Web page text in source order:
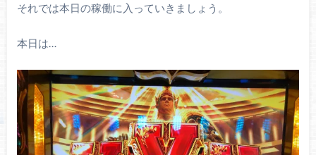
それでは本日の稼働に入っていきましょう。
本日は…